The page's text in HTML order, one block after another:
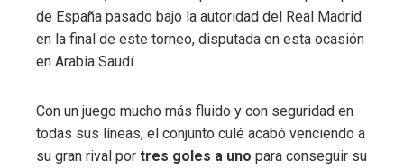
de España pasado bajo la autoridad del Real Madrid
en la final de este torneo, disputada en esta ocasión
en Arabia Saudí.
Con un juego mucho más fluido y con seguridad en
todas sus líneas, el conjunto culé acabó venciendo a
su gran rival por tres goles a uno para conseguir su